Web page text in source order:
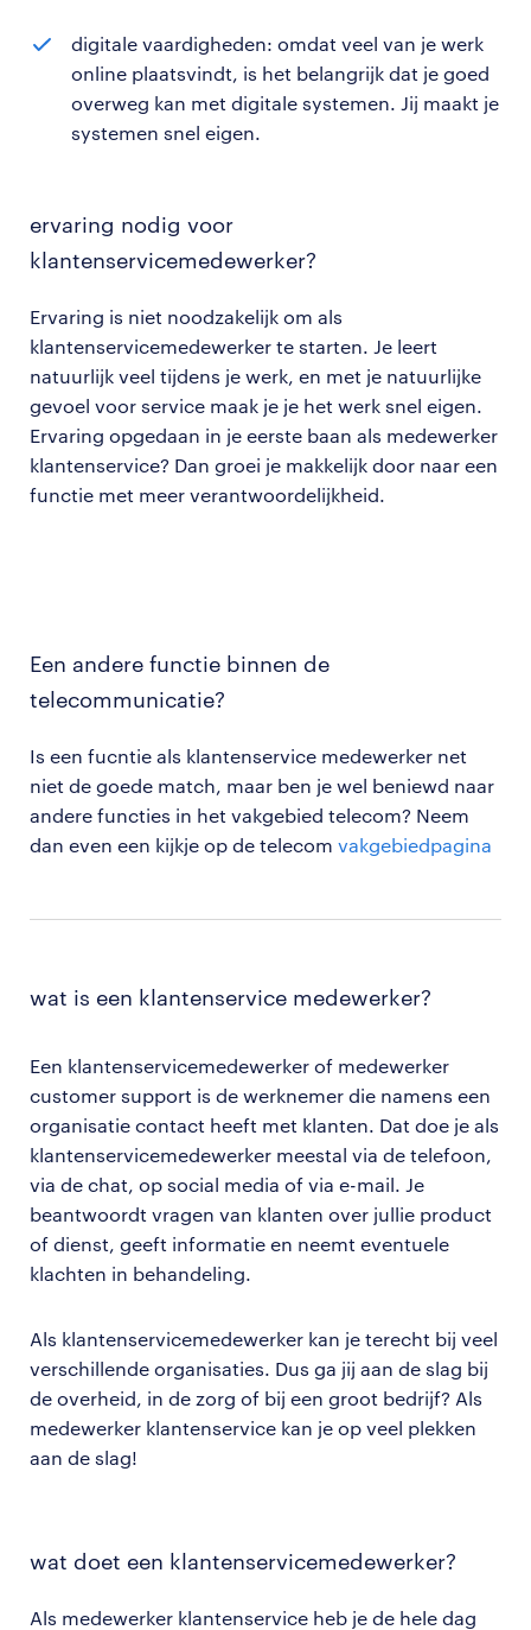
digitale vaardigheden: omdat veel van je werk
online plaatsvindt, is het belangrijk dat je goed
overweg kan met digitale systemen. Jij maakt je
systemen snel eigen.
ervaring nodig voor
klantenservicemedewerker?
Ervaring is niet noodzakelijk om als
klantenservicemedewerker te starten. Je leert
natuurlijk veel tijdens je werk, en met je natuurlijke
gevoel voor service maak je je het werk snel eigen.
Ervaring opgedaan in je eerste baan als medewerker
klantenservice? Dan groei je makkelijk door naar een
functie met meer verantwoordelijkheid.
Een andere functie binnen de
telecommunicatie?
Is een fucntie als klantenservice medewerker net
niet de goede match, maar ben je wel beniewd naar
andere functies in het vakgebied telecom? Neem
dan even een kijkje op de telecom vakgebiedpagina
wat is een klantenservice medewerker?
Een klantenservicemedewerker of medewerker
customer support is de werknemer die namens een
organisatie contact heeft met klanten. Dat doe je als
klantenservicemedewerker meestal via de telefoon,
via de chat, op social media of via e-mail. Je
beantwoordt vragen van klanten over jullie product
of dienst, geeft informatie en neemt eventuele
klachten in behandeling.
Als klantenservicemedewerker kan je terecht bij veel
verschillende organisaties. Dus ga jij aan de slag bij
de overheid, in de zorg of bij een groot bedrijf? Als
medewerker klantenservice kan je op veel plekken
aan de slag!
wat doet een klantenservicemedewerker?
Als medewerker klantenservice heb je de hele dag